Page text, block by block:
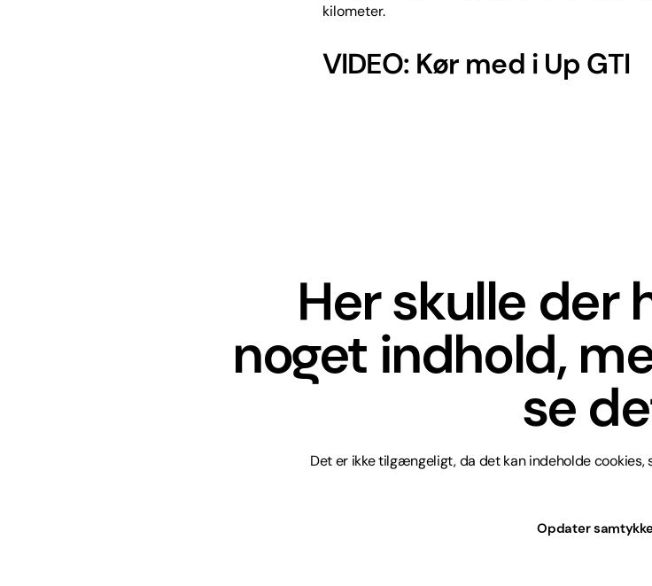
kilometer.
VIDEO: Kør med i Up GTI
Her skulle der
noget indhold,
se
Det er ikke tilgængeligt, da det kan indeholde
Opdater